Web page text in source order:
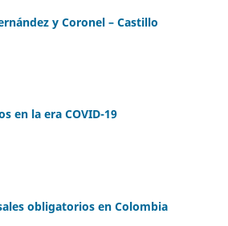
y Coronel – Castillo
en la era COVID-19
obligatorios en Colombia